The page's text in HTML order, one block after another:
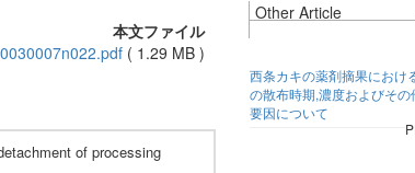
本文ファイル
( 1.29 MB )
of processing
Other Article
西条カキの薬剤摘果におけ
の散布時期,濃度およびその
要因について